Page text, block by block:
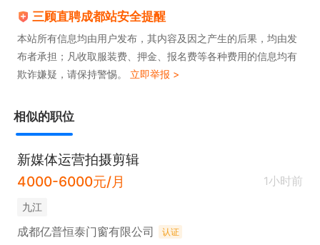
三顾直聘成都站安全提醒
本站所有信息均由用户发布，其内容及因之产生的后果，均由发
布者承担；凡收取服装费、押金、报名费等各种费用的信息均有
欺诈嫌疑，请保持警惕。 立即举报 >
相似的职位
新媒体运营拍摄剪辑
4000-6000元/月
1小时前
九江
成都亿普恒泰门窗有限公司 认证